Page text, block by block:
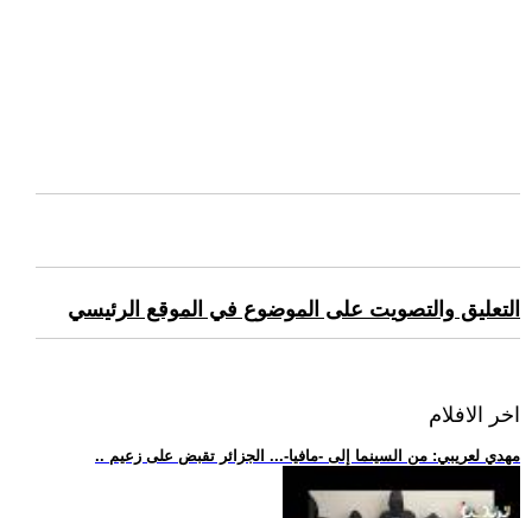
التعليق والتصويت على الموضوع في الموقع الرئيسي
اخر الافلام
.. مهدي لعريبي: من السينما إلى -مافيا-... الجزائر تقبض على زعيم